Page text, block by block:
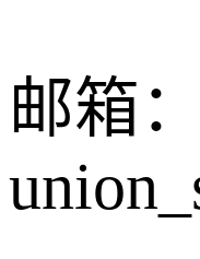
邮箱：